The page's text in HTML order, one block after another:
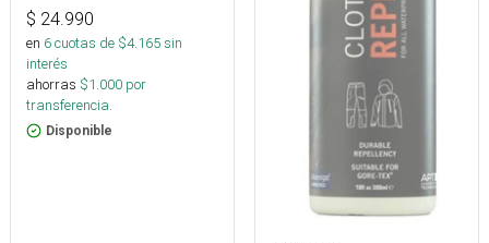
$ 24.990
en 6cuotas de $4.165sin
interés
ahorras $1.000 por
transferencia.
Disponible